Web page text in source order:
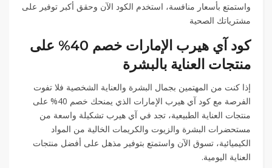
واستمتع بأسعار منافسة، استخدم الكود الآن وحقق أكبر توفير على
مشترياتك الصحية
كود آي هيرب الإمارات خصم 40% على
منتجات العناية بالبشرة
إذا كنت من المهتمين بجمال البشرة والعناية الشخصية فلا تفوت
الفرصة مع كود آي هيرب الإمارات الذي يمنحك خصم 40% على
منتجات العناية الطبيعية، تجد في آي هيرب تشكيلة واسعة من
مستحضرات البشرة والزيوت والكريمات الخالية من المواد
الكيميائية، تسوق الآن واستمتع بتوفير مذهل على أفضل منتجات
العناية اليومية.